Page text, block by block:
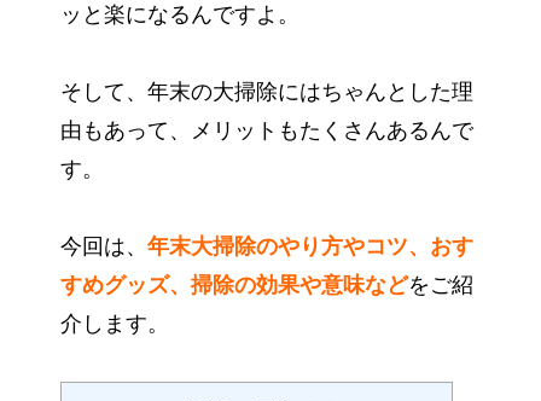
ッと楽になるんですよ。
そして、年末の大掃除にはちゃんとした理
由もあって、メリットもたくさんあるんで
す。
今回は、 年末大掃除のやり方やコツ、おす
すめグッズ、掃除の効果や意味などをご紹
介します。